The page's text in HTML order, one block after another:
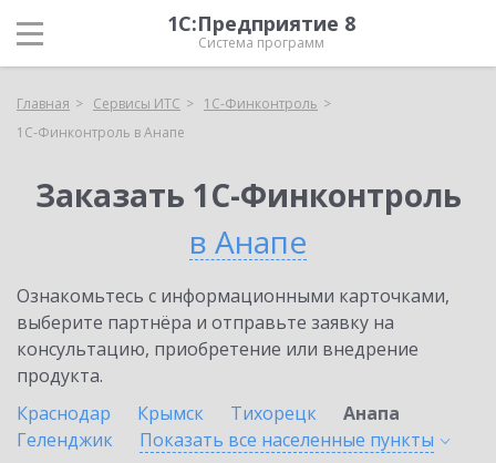
1С:Предприятие 8
Система программ
Главная Сервисы ИТС
1С-Финконтроль
1С-Финконтроль в Анапе
Заказать 1С-Финконтроль
в Анапе
Ознакомьтесь с информационными карточками,
выберите партнёра и отправьте заявку на
консультацию, приобретение или внедрение
продукта.
Краснодар
Крымск Тихорецк
Анапа
Геленджик
Показать все населенные пункты